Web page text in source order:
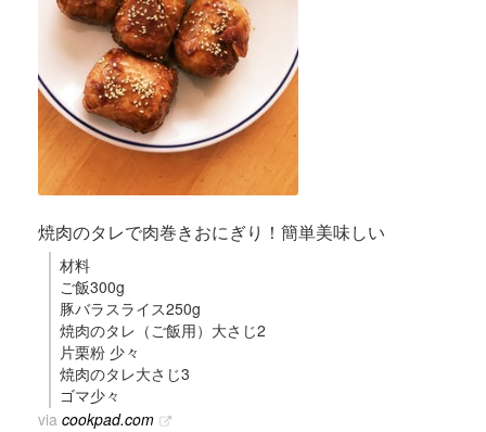
焼肉のタレで肉巻きおにぎり！簡単美味しい
材料
ご飯300g
豚バラスライス250g
焼肉のタレ（ご飯用）大さじ2
片栗粉 少々
焼肉のタレ大さじ3
ゴマ少々
via cookpad.com